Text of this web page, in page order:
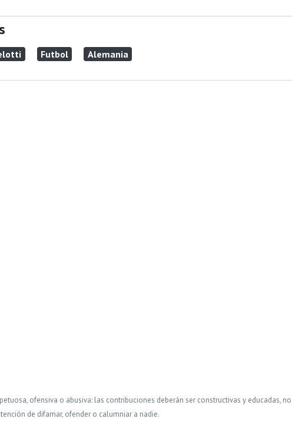
Futbol Alemania
ofensiva o abusiva: las contribuciones deberán ser constructivas y educadas, no
de difamar, ofender o calumniar a nadie.